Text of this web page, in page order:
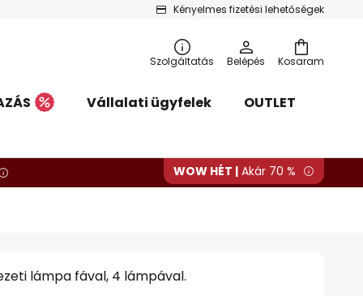
Kényelmes fizetési lehetőségek
Kosaram
Szolgáltatás Belépés
Vállalati ügyfelek
OUTLET
WOW HÉT | Akár 70 %
lámpa fával, 4 lámpával.